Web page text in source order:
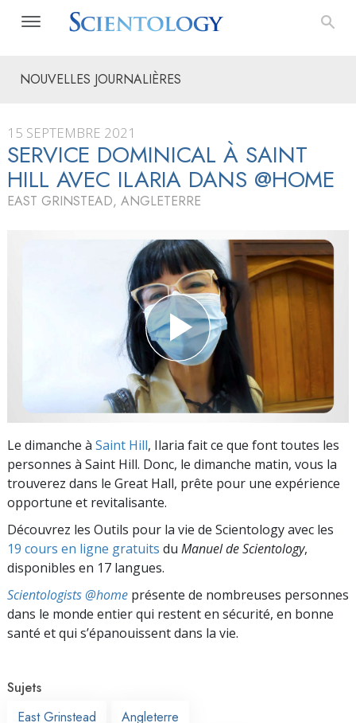
NOUVELLES JOURNALIÈRES
15 SEPTEMBRE 2021
SERVICE DOMINICAL À SAINT
HILL AVEC ILARIA DANS @HOME
EAST GRINSTEAD, ANGLETERRE
Le dimanche à Saint Hill, Ilaria fait ce que font toutes les
personnes à Saint Hill. Donc, le dimanche matin, vous la
trouverez dans le Great Hall, prête pour une expérience
opportune et revitalisante.
Découvrez les Outils pour la vie de Scientology avec les
19 cours en ligne gratuits du Manuel de Scientology,
disponibles en 17 langues.
Scientologists @home présente de nombreuses personnes
dans le monde entier qui restent en sécurité, en bonne
santé et qui s’épanouissent dans la vie.
Sujets
East Grinstead
Angleterre